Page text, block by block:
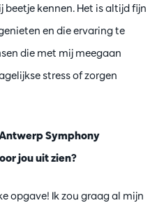
beetje kennen. Het is altijd fijn
en die ervaring te
die met mij meegaan
stress of zorgen
Symphony
jou uit zien?
opgave! Ik zou graag al mijn